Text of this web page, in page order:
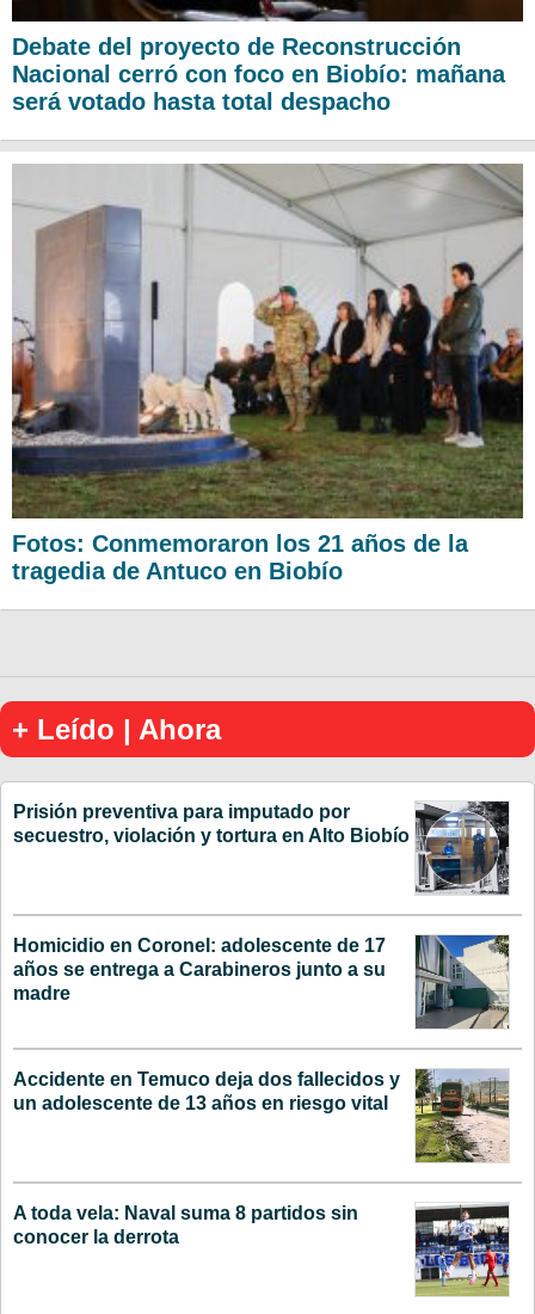
Debate del proyecto de Reconstrucción
Nacional cerró con foco en Biobío: mañana
será votado hasta total despacho
Fotos: Conmemoraron los 21 años de la
tragedia de Antuco en Biobío
+ Leído | Ahora
Prisión preventiva para imputado por
secuestro, violación y tortura en Alto Biobío
Homicidio en Coronel: adolescente de 17
años se entrega a Carabineros junto a su
madre
Accidente en Temuco deja dos fallecidos y
un adolescente de 13 años en riesgo vital
A toda vela: Naval suma 8 partidos sin
conocer la derrota